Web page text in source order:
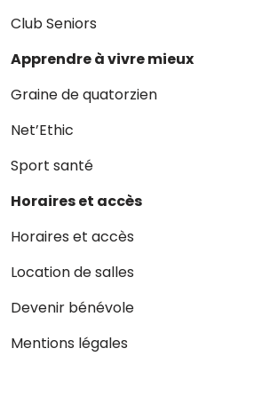
Club Seniors
Apprendre à vivre mieux
Graine de quatorzien
Net’Ethic
Sport santé
Horaires et accès
Horaires et accès
Location de salles
Devenir bénévole
Mentions légales